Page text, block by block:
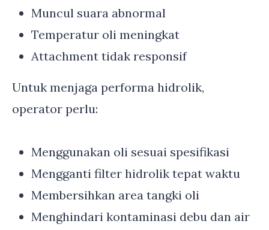
Muncul suara abnormal
Temperatur oli meningkat
Attachment tidak responsif
Untuk menjaga performa hidrolik,
operator perlu:
Menggunakan oli sesuai spesifikasi
Mengganti filter hidrolik tepat waktu
Membersihkan area tangki oli
Menghindari kontaminasi debu dan air